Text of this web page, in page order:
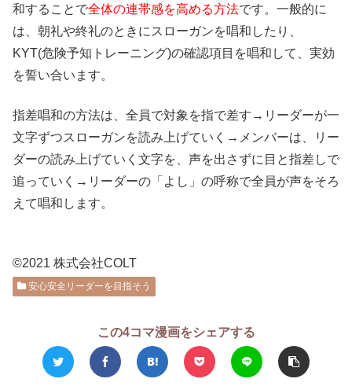
和することで全体の連帯感を高める方法です。一般的に
は、朝礼や終礼のときにスローガンを唱和したり、
KYT(危険予知トレーニング)の確認項目を唱和して、実効
を誓い合います。
指差唱和の方法は、全員で対象を指で差す→リーダーが一
文字ずつスローガンを読み上げていく→メンバーは、リー
ダーの読み上げていく文字を、声を出さずに目と指差しで
追っていく→リーダーの「よし」の呼称で全員が声をそろ
えて唱和します。
©2021 株式会社COLT
安心安全リーダーを目指そう
この4コマ漫画をシェアする